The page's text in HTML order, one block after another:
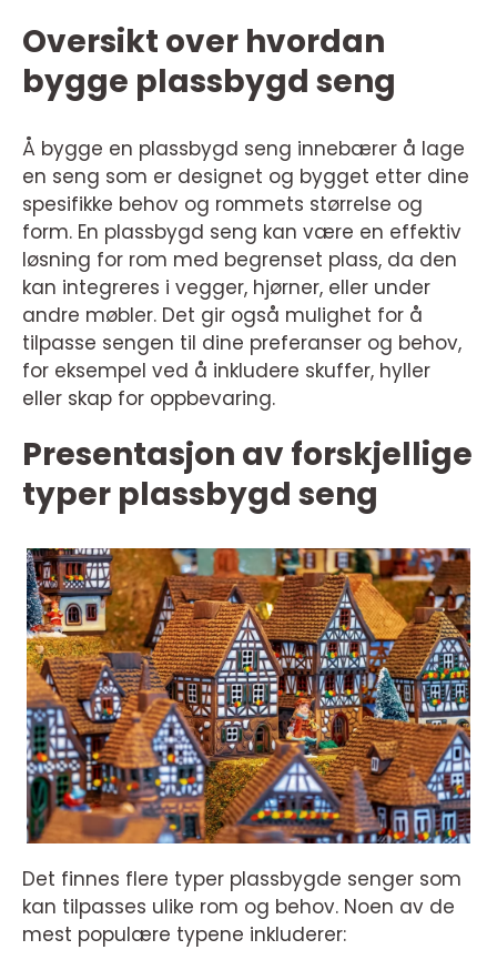
Oversikt over hvordan
bygge plassbygd seng
Å bygge en plassbygd seng innebærer å lage
en seng som er designet og bygget etter dine
spesifikke behov og rommets størrelse og
form. En plassbygd seng kan være en effektiv
løsning for rom med begrenset plass, da den
kan integreres i vegger, hjørner, eller under
andre møbler. Det gir også mulighet for å
tilpasse sengen til dine preferanser og behov,
for eksempel ved å inkludere skuffer, hyller
eller skap for oppbevaring.
Presentasjon av forskjellige
typer plassbygd seng
Det finnes flere typer plassbygde senger som
kan tilpasses ulike rom og behov. Noen av de
mest populære typene inkluderer: